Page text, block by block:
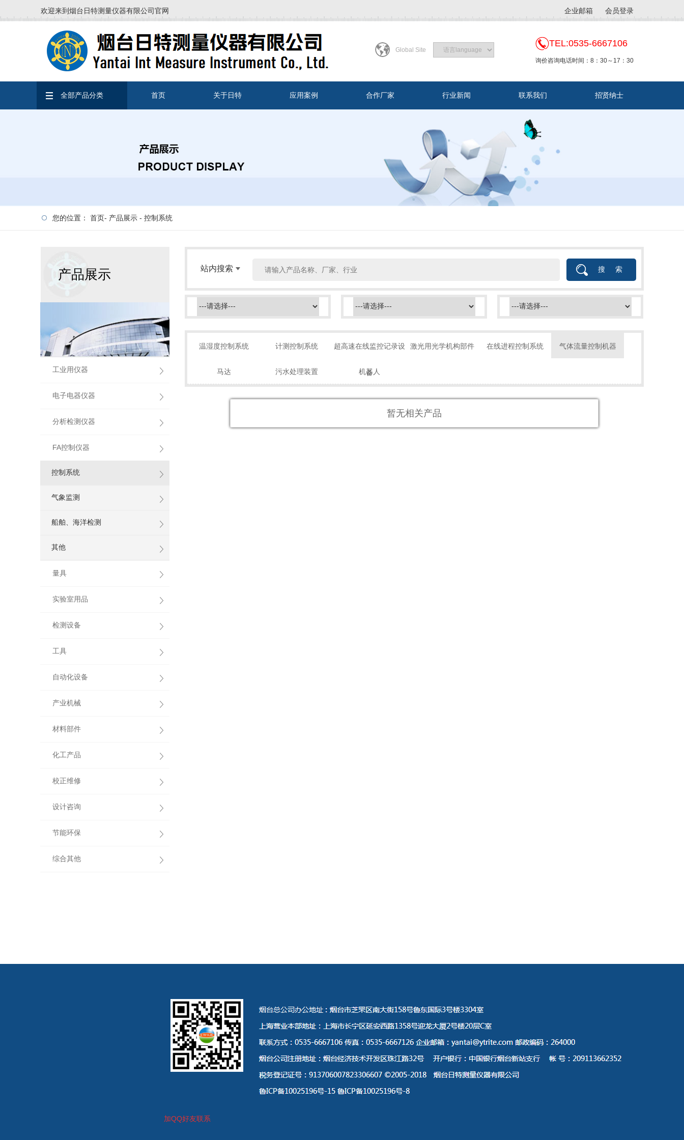
欢迎来到烟台日特测量仪器有限公司官网 企业邮箱 会员登录
Global Site
TEL:0535-6667106
询价咨询电话时间：8：30～17：30
全部产品分类 首页 关于日特 应用案例 合作厂家 行业新闻 联系我们 招贤纳士
您的位置： 首页- 产品展示 - 控制系统
产品展示
工业用仪器
电子电器仪器
分析检测仪器
FA控制仪器
控制系统
气象监测
船舶、海洋检测
其他
量具
实验室用品
检测设备
工具
自动化设备
产业机械
材料部件
化工产品
校正维修
设计咨询
节能环保
综合其他
站内搜索
温湿度控制系统 计测控制系统 超高速在线监控记录设
备
激光用光学机构部件 在线进程控制系统 气体流量控制机器
马达 污水处理装置 机器人
暂无相关产品
加QQ好友联系